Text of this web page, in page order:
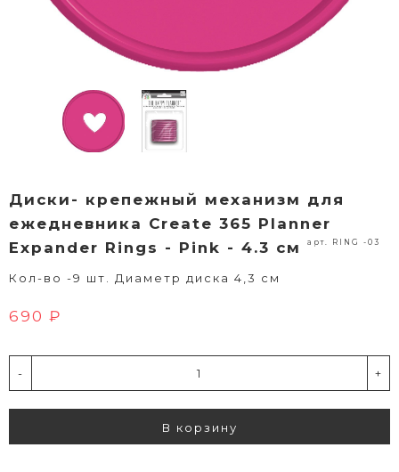
Диски- крепежный механизм для
ежедневника Create 365 Planner
Expander Rings - Pink - 4.3 см
арт. RING -03
Кол-во -9 шт. Диаметр диска 4,3 см
690 ₽
- +
В корзину